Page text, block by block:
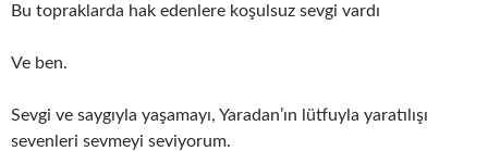
Bu topraklarda hak edenlere koşulsuz sevgi vardı
Ve ben.
Sevgi ve saygıyla yaşamayı, Yaradan’ın lütfuyla yaratılışı
sevenleri sevmeyi seviyorum.